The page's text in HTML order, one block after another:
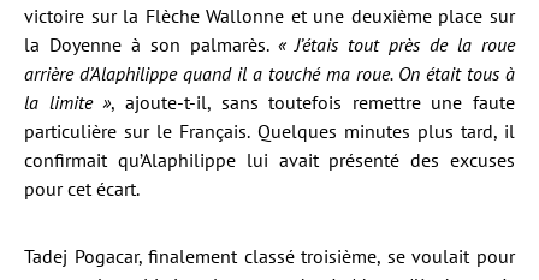
victoire sur la Flèche Wallonne et une deuxième place sur
la Doyenne à son palmarès. « J’étais tout près de la roue
arrière d’Alaphilippe quand il a touché ma roue. On était tous à
la limite », ajoute-t-il, sans toutefois remettre une faute
particulière sur le Français. Quelques minutes plus tard, il
confirmait qu’Alaphilippe lui avait présenté des excuses
pour cet écart.
Tadej Pogacar, finalement classé troisième, se voulait pour